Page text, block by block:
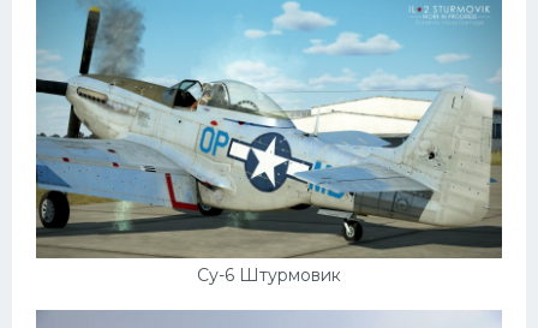
Су-6 Штурмовик